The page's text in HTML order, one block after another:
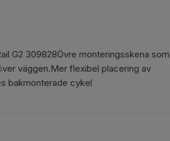
G2 309828Övre monteringsskena som
väggen.Mer flexibel placering av
bakmonterade cykel